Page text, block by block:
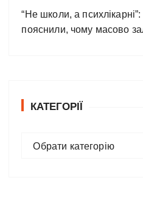
“Не школи, а психлікарні”:
пояснили, чому масово
КАТЕГОРІЇ
Обрати категорію